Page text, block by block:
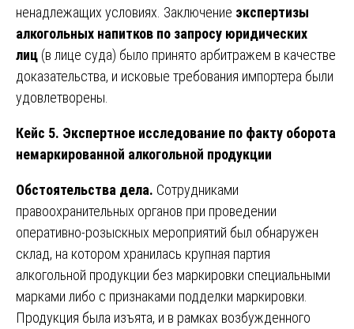
ненадлежащих условиях. Заключение экспертизы
алкогольных напитков по запросу юридических
лиц (в лице суда) было принято арбитражем в качестве
доказательства, и исковые требования импортера были
удовлетворены.
Кейс 5. Экспертное исследование по факту оборота
немаркированной алкогольной продукции
Обстоятельства дела. Сотрудниками
правоохранительных органов при проведении
оперативно-розыскных мероприятий был обнаружен
склад, на котором хранилась крупная партия
алкогольной продукции без маркировки специальными
марками либо с признаками подделки маркировки.
Продукция была изъята, и в рамках возбужденного